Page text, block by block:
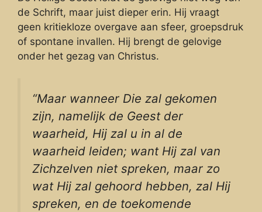
de Schrift, maar juist dieper erin. Hij vraagt
geen kritiekloze overgave aan sfeer, groepsdruk
of spontane invallen. Hij brengt de gelovige
onder het gezag van Christus.
“Maar wanneer Die zal gekomen
zijn, namelijk de Geest der
waarheid, Hij zal u in al de
waarheid leiden; want Hij zal van
Zichzelven niet spreken, maar zo
wat Hij zal gehoord hebben, zal Hij
spreken, en de toekomende